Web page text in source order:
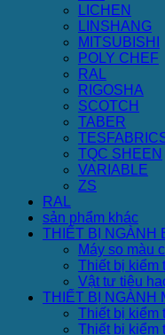
LICHEN
LINSHANG
MITSUBISHI
POLY CHEF
RAL
RIGOSHA
SCOTCH
TABER
TQC SHEEN
VARIABLE
ZS
RAL
sản phẩm khác
THIẾT BỊ NGÀNH
Máy so màu
Thiết bị kiểm
Vật tư tiêu
THIẾT BỊ NGÀNH
Thiết bị kiểm
Thiết bị kiểm